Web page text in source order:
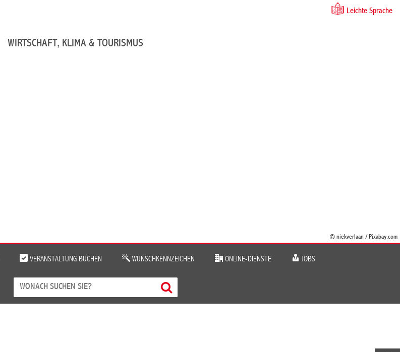
Leichte Sprache
WIRTSCHAFT, KLIMA & TOURISMUS
© niekverlaan / Pixabay.com
VERANSTALTUNG BUCHEN WUNSCHKENNZEICHEN ONLINE-DIENSTE JOBS